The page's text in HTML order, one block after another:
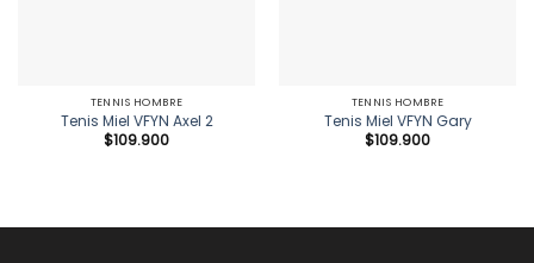
TENNIS HOMBRE
Tenis Miel VFYN Axel 2
$109.900
TENNIS HOMBRE
Tenis Miel VFYN Gary
$109.900